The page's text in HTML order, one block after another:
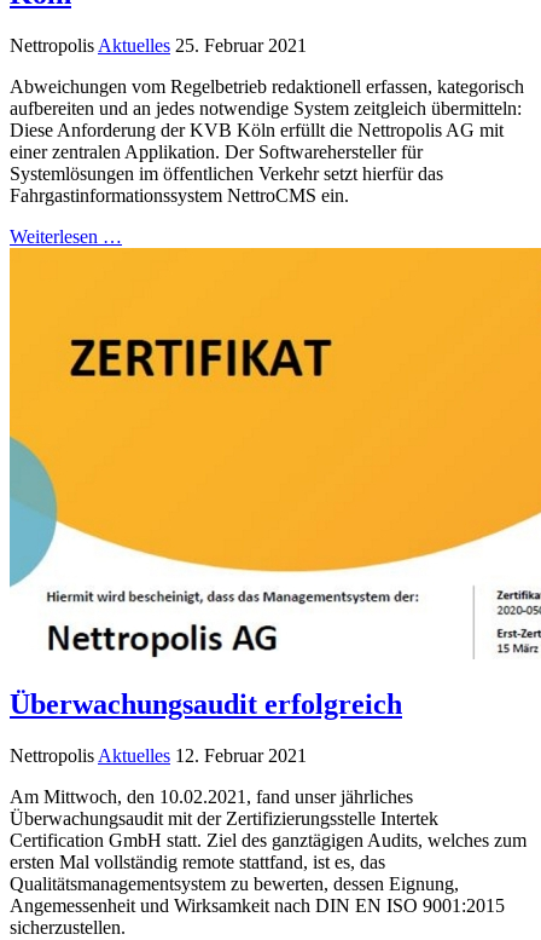
Nettropolis Aktuelles 25. Februar 2021
Abweichungen vom Regelbetrieb redaktionell erfassen, kategorisch
aufbereiten und an jedes notwendige System zeitgleich übermitteln:
Diese Anforderung der KVB Köln erfüllt die Nettropolis AG mit
einer zentralen Applikation. Der Softwarehersteller für
Systemlösungen im öffentlichen Verkehr setzt hierfür das
Fahrgastinformationssystem NettroCMS ein.
Weiterlesen …
Überwachungsaudit erfolgreich
Nettropolis Aktuelles 12. Februar 2021
Am Mittwoch, den 10.02.2021, fand unser jährliches
Überwachungsaudit mit der Zertifizierungsstelle Intertek
Certification GmbH statt. Ziel des ganztägigen Audits, welches zum
ersten Mal vollständig remote stattfand, ist es, das
Qualitätsmanagementsystem zu bewerten, dessen Eignung,
Angemessenheit und Wirksamkeit nach DIN EN ISO 9001:2015
sicherzustellen.